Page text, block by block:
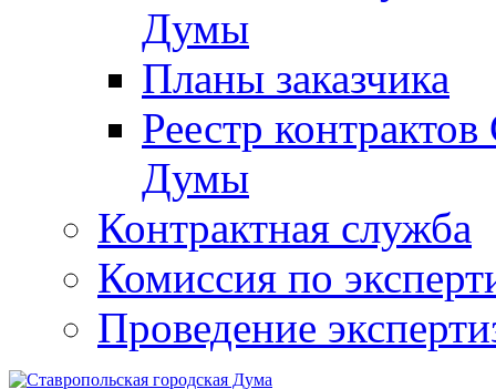
Думы
Планы заказчика
Реестр
Думы
Контрактная служба
Комиссия по
Проведение